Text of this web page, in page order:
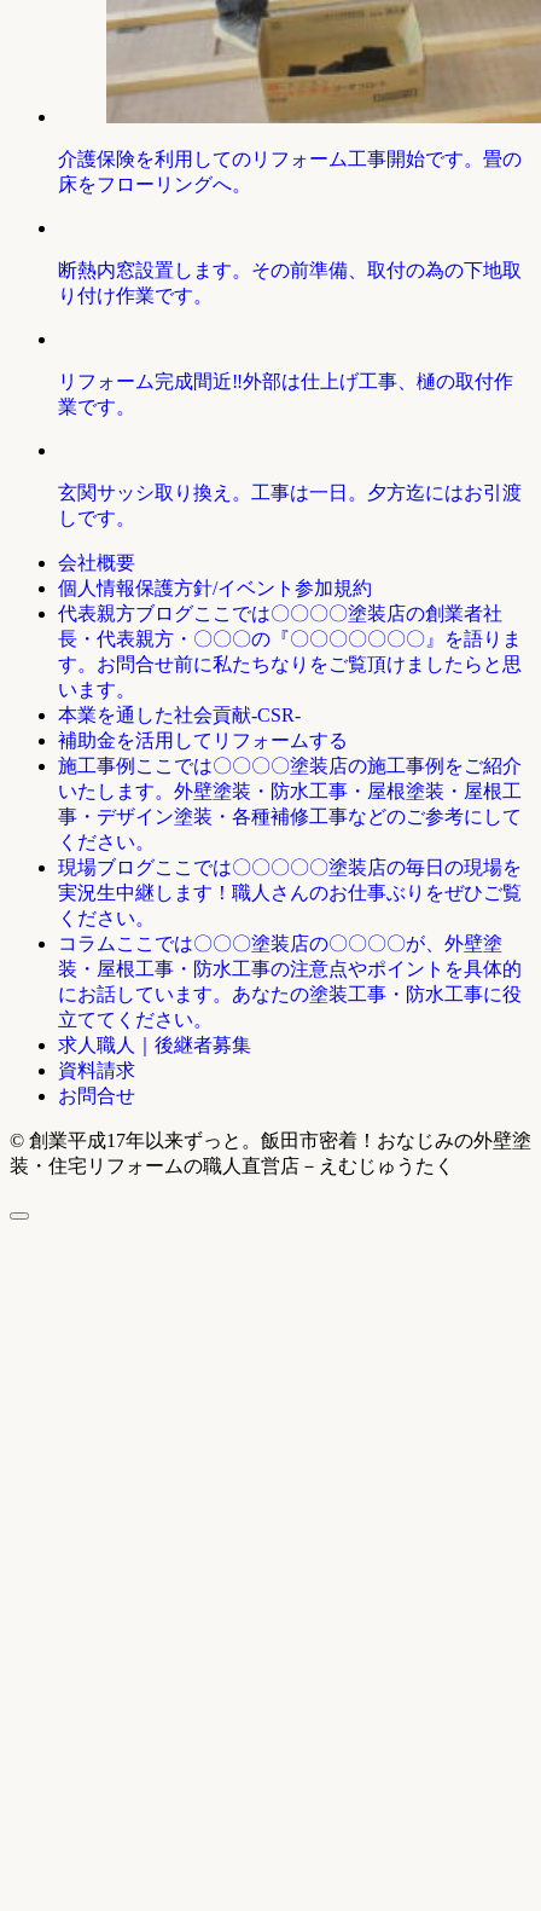
介護保険を利用してのリフォーム工事開始です。畳の
床をフローリングへ。
断熱内窓設置します。その前準備、取付の為の下地取
り付け作業です。
リフォーム完成間近‼外部は仕上げ工事、樋の取付作
業です。
玄関サッシ取り換え。工事は一日。夕方迄にはお引渡
しです。
会社概要
個人情報保護方針/イベント参加規約
代表親方ブログここでは〇〇〇〇塗装店の創業者社
長・代表親方・〇〇〇の『〇〇〇〇〇〇〇』を語りま
す。お問合せ前に私たちなりをご覧頂けましたらと思
います。
本業を通した社会貢献-CSR-
補助金を活用してリフォームする
施工事例 ここでは〇〇〇〇塗装店の施工事例をご紹介
いたします。外壁塗装・防水工事・屋根塗装・屋根工
事・デザイン塗装・各種補修工事などのご参考にして
ください。
現場ブログここでは〇〇〇〇〇塗装店の毎日の現場を
実況生中継します！職人さんのお仕事ぶりをぜひご覧
ください。
コラム ここでは〇〇〇塗装店の〇〇〇〇が、外壁塗
装・屋根工事・防水工事の注意点やポイントを具体的
にお話しています。あなたの塗装工事・防水工事に役
立ててください。
求人職人｜後継者募集
資料請求
お問合せ
© 創業平成17年以来ずっと。飯田市密着！おなじみの外壁塗
装・住宅リフォームの職人直営店－えむじゅうたく